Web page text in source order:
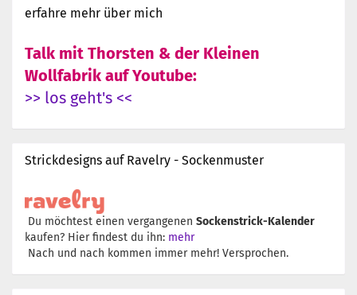
erfahre mehr über mich
Talk mit Thorsten & der Kleinen
Wollfabrik auf Youtube:
>> los geht's <<
Strickdesigns auf Ravelry - Sockenmuster
Du möchtest einen vergangenen Sockenstrick-Kalender
kaufen? Hier findest du ihn: mehr
Nach und nach kommen immer mehr! Versprochen.